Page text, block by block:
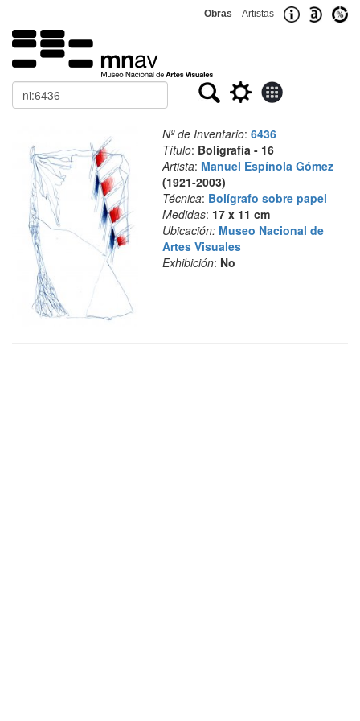
Obras Artistas
Buscar
Nº de Inventario: 6436
Título: Boligrafía - 16
Artista: Manuel Espínola Gómez
(1921-2003)
Técnica: Bolígrafo sobre papel
Medidas: 17 x 11 cm
Ubicación: Museo Nacional de
Artes Visuales
Exhibición: No